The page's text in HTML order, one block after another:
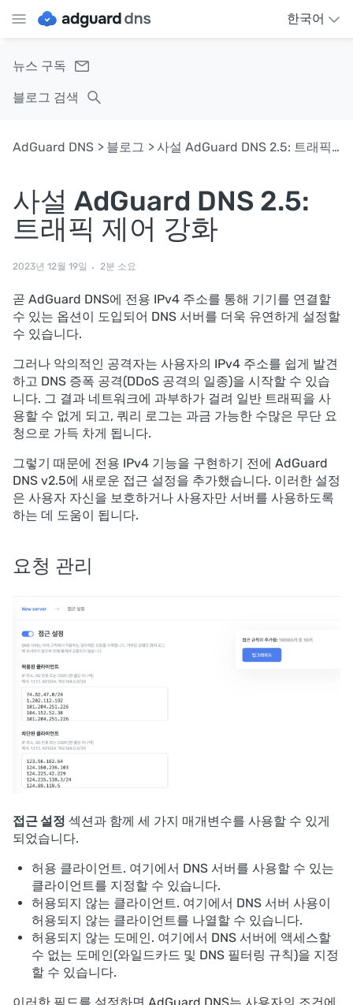
한국어
뉴스 구독
블로그 검색
AdGuard DNS 블로그 사설 AdGuard DNS 2.5: 트래픽 제어 강화
사설 AdGuard DNS 2.5:
트래픽 제어 강화
2023년 12월 19일 2분 소요
곧 AdGuard DNS에 전용 IPv4 주소를 통해 기기를 연결할
수 있는 옵션이 도입되어 DNS 서버를 더욱 유연하게 설정할
수 있습니다.
그러나 악의적인 공격자는 사용자의 IPv4 주소를 쉽게 발견
하고 DNS 증폭 공격(DDoS 공격의 일종)을 시작할 수 있습
니다. 그 결과 네트워크에 과부하가 걸려 일반 트래픽을 사
용할 수 없게 되고, 쿼리 로그는 과금 가능한 수많은 무단 요
청으로 가득 차게 됩니다.
그렇기 때문에 전용 IPv4 기능을 구현하기 전에 AdGuard
DNS v2.5에 새로운 접근 설정을 추가했습니다. 이러한 설정
은 사용자 자신을 보호하거나 사용자만 서버를 사용하도록
하는 데 도움이 됩니다.
요청 관리
접근 설정 섹션과 함께 세 가지 매개변수를 사용할 수 있게
되었습니다.
허용 클라이언트. 여기에서 DNS 서버를 사용할 수 있는
클라이언트를 지정할 수 있습니다.
허용되지 않는 클라이언트. 여기에서 DNS 서버 사용이
허용되지 않는 클라이언트를 나열할 수 있습니다.
허용되지 않는 도메인. 여기에서 DNS 서버에 액세스할
수 없는 도메인(와일드카드 및 DNS 필터링 규칙)을 지정
할 수 있습니다.